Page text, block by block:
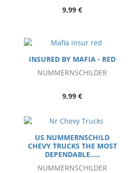
9,99 €
INSURED BY MAFIA - RED
NUMMERNSCHILDER
9,99 €
US NUMMERNSCHILD
CHEVY TRUCKS THE MOST
DEPENDABLE.....
NUMMERNSCHILDER